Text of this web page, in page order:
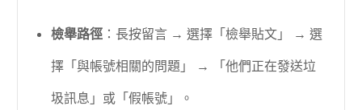
檢舉路徑 ：長按留言 → 選擇「檢舉貼文」 → 選
擇「與帳號相關的問題」 → 「他們正在發送垃
圾訊息」或「假帳號」。